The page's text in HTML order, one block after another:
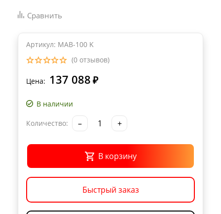
Сравнить
Артикул: MAB-100 K
(0 отзывов)
Цена: 137 088 ₽
В наличии
Количество: – +
В корзину
Быстрый заказ